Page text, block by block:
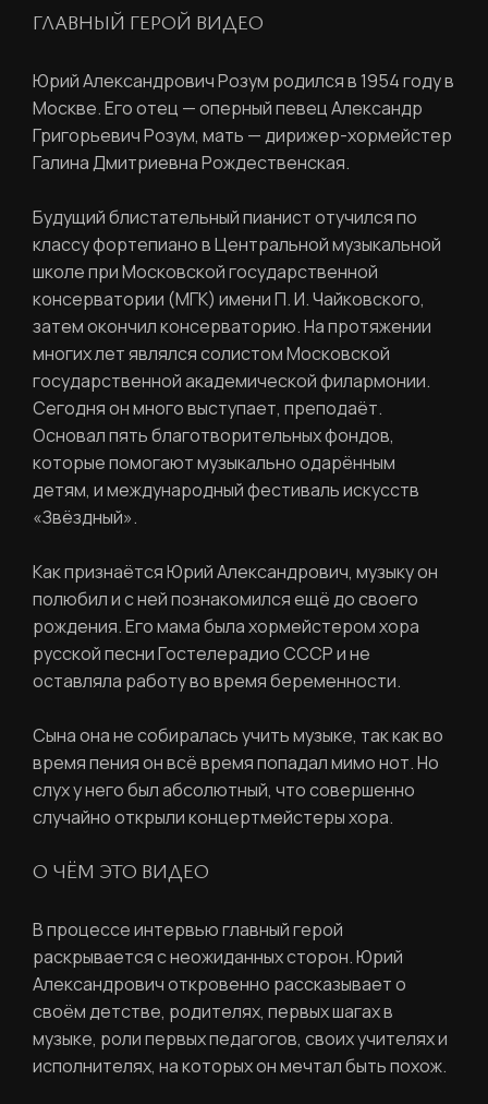
ГЛАВНЫЙ ГЕРОЙ ВИДЕО
Юрий Александрович Розум родился в 1954 году в
Москве. Его отец — оперный певец Александр
Григорьевич Розум, мать — дирижер-хормейстер
Галина Дмитриевна Рождественская.
Будущий блистательный пианист отучился по
классу фортепиано в Центральной музыкальной
школе при Московской государственной
консерватории (МГК) имени П. И. Чайковского,
затем окончил консерваторию. На протяжении
многих лет являлся солистом Московской
государственной академической филармонии.
Сегодня он много выступает, преподаёт.
Основал пять благотворительных фондов,
которые помогают музыкально одарённым
детям, и международный фестиваль искусств
«Звёздный».
Как признаётся Юрий Александрович, музыку он
полюбил и с ней познакомился ещё до своего
рождения. Его мама была хормейстером хора
русской песни Гостелерадио СССР и не
оставляла работу во время беременности.
Сына она не собиралась учить музыке, так как во
время пения он всё время попадал мимо нот. Но
слух у него был абсолютный, что совершенно
случайно открыли концертмейстеры хора.
О ЧЁМ ЭТО ВИДЕО
В процессе интервью главный герой
раскрывается с неожиданных сторон. Юрий
Александрович откровенно рассказывает о
своём детстве, родителях, первых шагах в
музыке, роли первых педагогов, своих учителях и
исполнителях, на которых он мечтал быть похож.
Ваш email
Забыли пароль?
Регистрация
РЕГИСТРАЦИЯ
Ваше имя
Фамилия
Ваш email
Задайте пароль
Нажимая кнопку «Отправить», вы
соглашаетесь справилами обработки
персональных данных
ВОССТАНОВИТЬ ПАРОЛЬ
Отправить